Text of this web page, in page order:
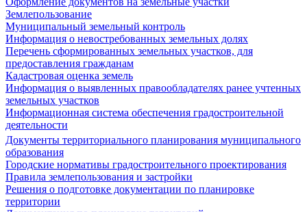
Землепользование
Муниципальный земельный контроль
Информация о невостребованных земельных долях
Перечень сформированных земельных участков, для
предоставления гражданам
Кадастровая оценка земель
Информация о выявленных правообладателях ранее учтенных
земельных участков
Информационная система обеспечения градостроительной
деятельности
Документы территориального планирования муниципального
образования
Городские нормативы градостроительного проектирования
Правила землепользования и застройки
Решения о подготовке документации по планировке
территории